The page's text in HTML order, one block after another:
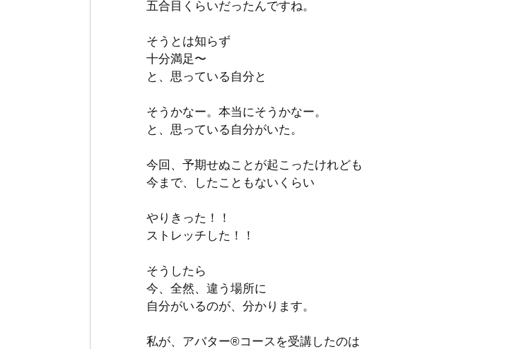
五合目くらいだったんですね。
そうとは知らず
十分満足〜
と、思っている自分と
そうかなー。本当にそうかなー。
と、思っている自分がいた。
今回、予期せぬことが起こったけれども
今まで、したこともないくらい
やりきった！！
ストレッチした！！
そうしたら
今、全然、違う場所に
自分がいるのが、分かります。
私が、アバター®コースを受講したのは